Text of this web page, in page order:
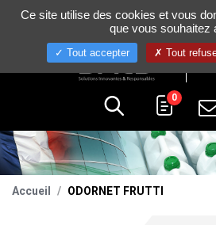
+33 (0)4 75 58 80
0
Accueil ODORNET FRUTTI
Gestion de vos préférences sur les
Ce site utilise des cookies et vous
que vous souhaitez
Tout accepter Tout